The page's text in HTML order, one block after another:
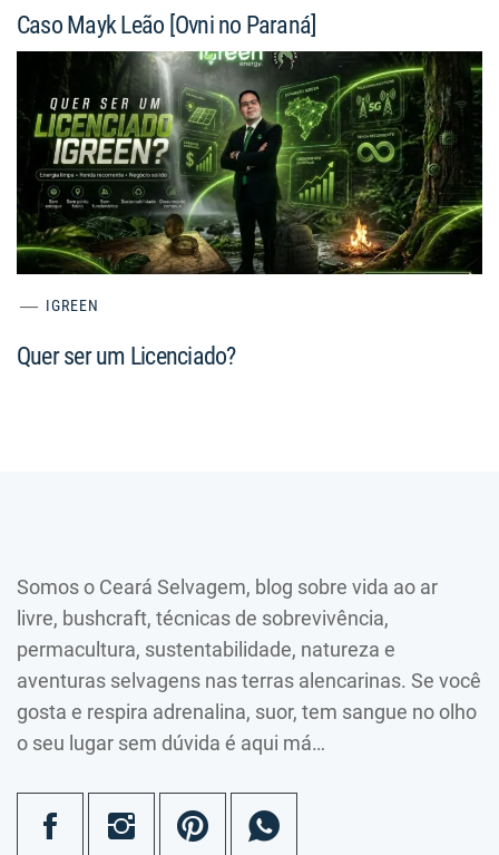
Caso Mayk Leão [Ovni no Paraná]
IGREEN
Quer ser um Licenciado?
Somos o Ceará Selvagem, blog sobre vida ao ar
livre, bushcraft, técnicas de sobrevivência,
permacultura, sustentabilidade, natureza e
aventuras selvagens nas terras alencarinas. Se você
gosta e respira adrenalina, suor, tem sangue no olho
o seu lugar sem dúvida é aqui má…